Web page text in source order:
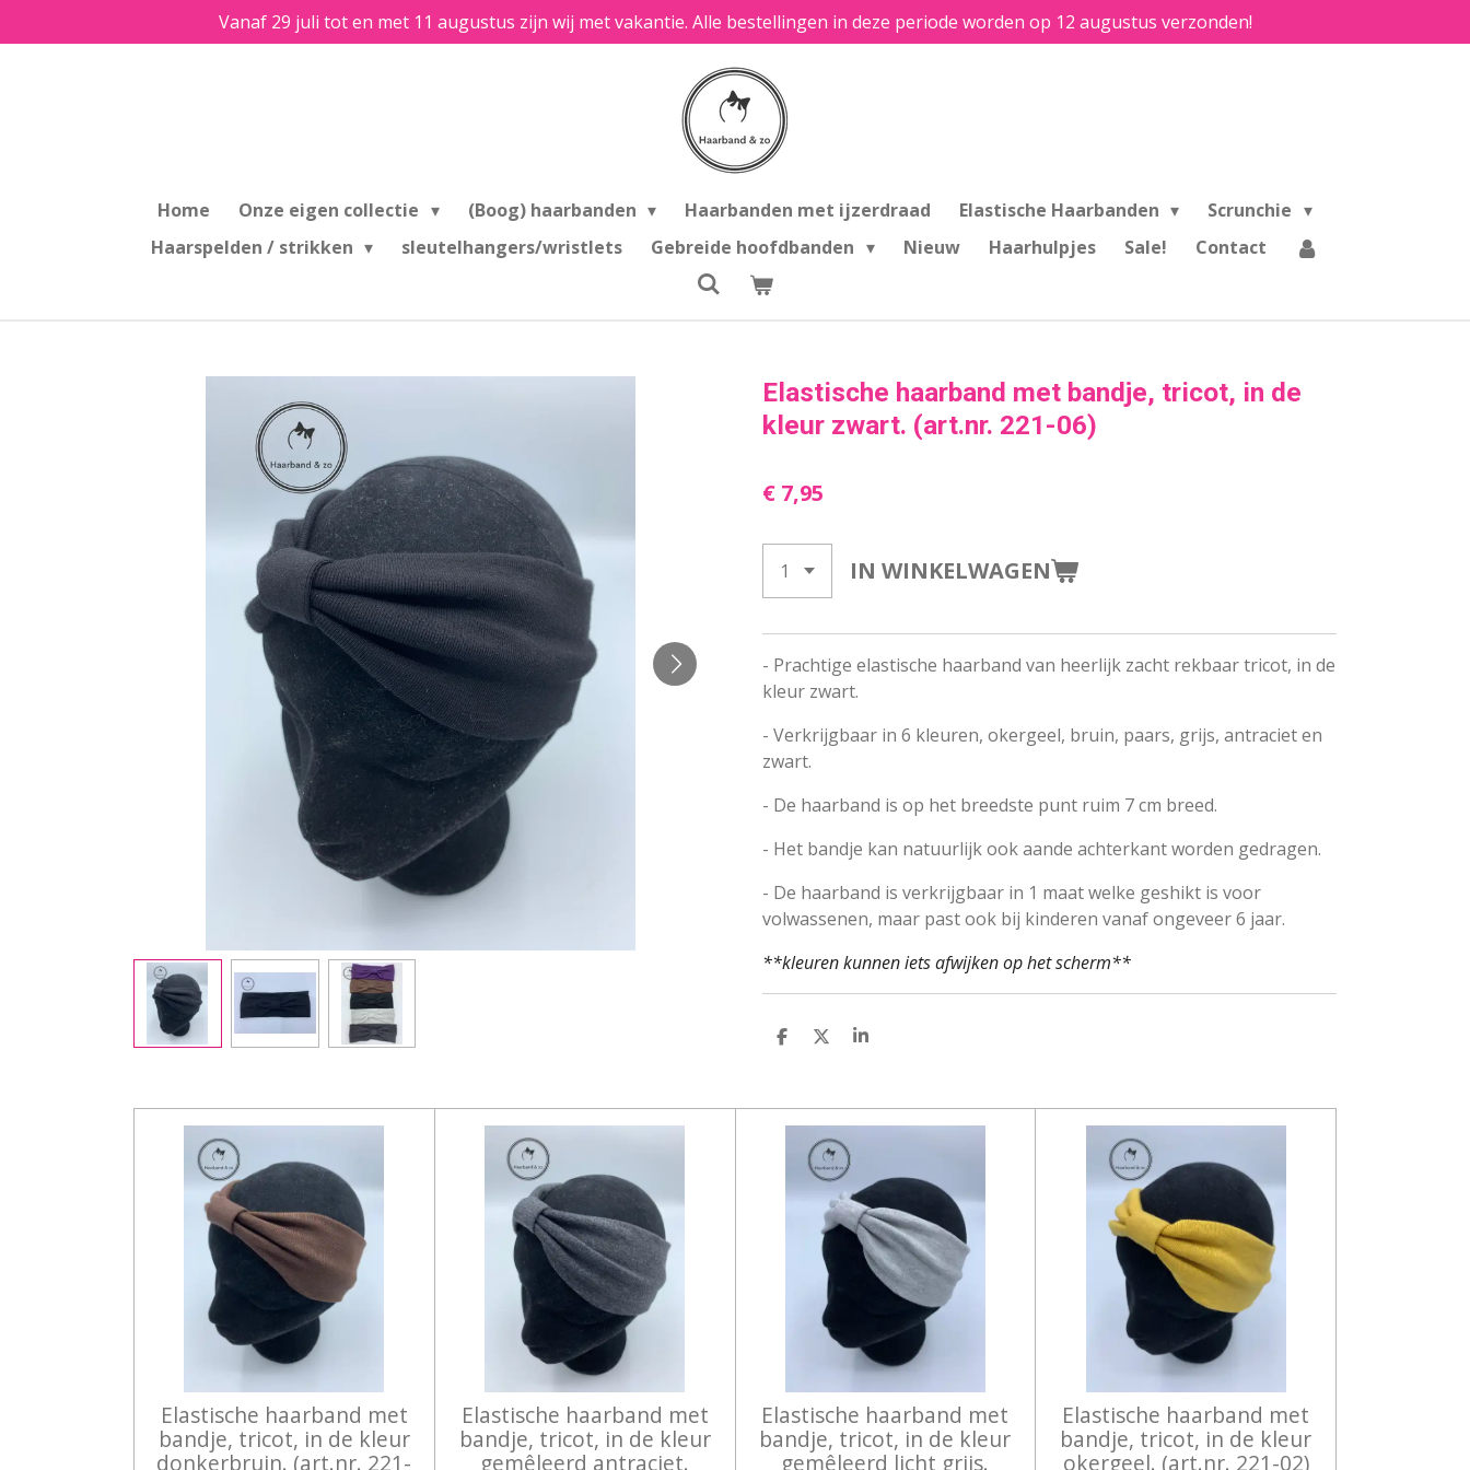
direct
Vanaf 29 juli tot en met 11 augustus zijn wij met vakantie. Alle bestellingen in deze periode worden op 12 augustus verzonden!
Home Onze eigen collectie (Boog) haarbanden Haarbanden met ijzerdraad Elastische Haarbanden
Scrunchie
Haarspelden / strikken
sleutelhangers/wristlets Gebreide hoofdbanden Nieuw Haarhulpjes Sale! Contact
Elastische haarband met bandje, tricot, in de
kleur zwart. (art.nr. 221-06)
€ 7,95
IN WINKELWAGEN
- Prachtige elastische haarband van heerlijk zacht rekbaar tricot, in de
kleur zwart.
- Verkrijgbaar in 6 kleuren, okergeel, bruin, paars, grijs, antraciet en
zwart.
- De haarband is op het breedste punt ruim 7 cm breed.
- Het bandje kan natuurlijk ook aande achterkant worden gedragen.
- De haarband is verkrijgbaar in 1 maat welke geshikt is voor
volwassenen, maar past ook bij kinderen vanaf ongeveer 6 jaar.
**kleuren kunnen iets afwijken op het scherm**
D
N
D
S
E
Elastische haarband met
bandje, tricot, in de kleur
donkerbruin. (art.nr. 221-
Elastische haarband met
bandje, tricot, in de kleur
gemêleerd antraciet.
Elastische haarband met
bandje, tricot, in de kleur
gemêleerd licht grijs.
Elastische haarband met
bandje, tricot, in de kleur
okergeel. (art.nr. 221-02)